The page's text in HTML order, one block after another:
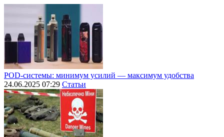
POD-системы: минимум усилий — максимум удобства
24.06.2025 07:29 Статьи